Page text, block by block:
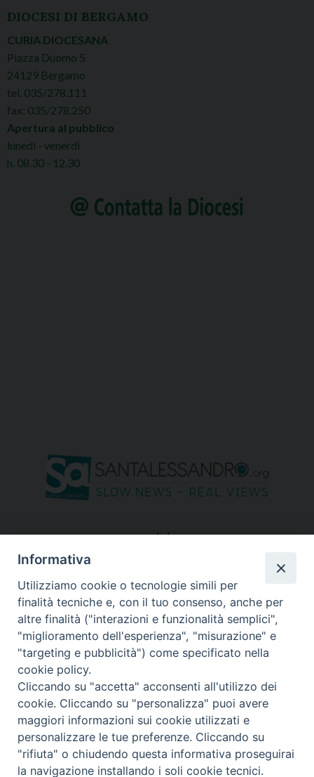
DIOCESI DI BERGAMO
CURIA DIOCESANA
Piazza Duomo 5
24129 Bergamo
tel. 035/278.111
fax: 035/278.250
Apertura al pubblico
lunedì - venerdì
h. 08.30 - 12.30
seguici su
Copyright © 2026 Diocesi di Bergamo - C. F. 01072200163 - Tutti i
Informativa
Utilizziamo cookie o tecnologie simili per
finalità tecniche e, con il tuo consenso, anche per
altre finalità ("interazioni e funzionalità semplici",
"miglioramento dell'esperienza", "misurazione" e
"targeting e pubblicità") come specificato nella
cookie policy.
Cliccando su "accetta" acconsenti all'utilizzo dei
cookie. Cliccando su "personalizza" puoi avere
maggiori informazioni sui cookie utilizzati e
personalizzare le tue preferenze. Cliccando su
"rifiuta" o chiudendo questa informativa proseguirai
la navigazione installando i soli cookie tecnici.